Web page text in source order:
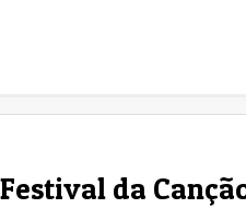
Festival da